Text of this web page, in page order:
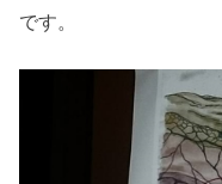
です。